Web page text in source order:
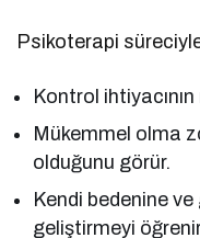
Psikoterapi
Kontrol
Mükemmel olma
olduğunu görür.
Kendi bedenine
geliştirmeyi